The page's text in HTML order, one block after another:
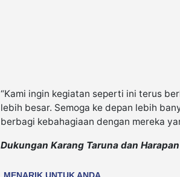
“Kami ingin kegiatan seperti ini terus
lebih besar. Semoga ke depan lebih
berbagi kebahagiaan dengan mereka
Dukungan Karang Taruna dan